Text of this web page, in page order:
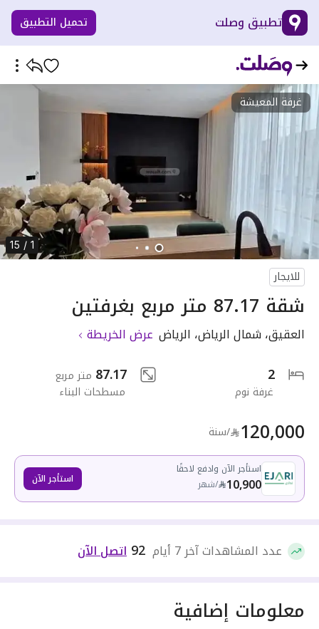
تطبيق وصلت تحميل التطبيق
غرفة المعيشة
1 / 15
للايجار
شقة 87.17 متر مربع بغرفتين
العقيق، شمال الرياض، الرياض عرض الخريطة
2
غرفة نوم
87.17 متر مربع
مسطحات البناء
120,000 /سنة
استأجر الآن وادفع لاحقًا
10,900
/شهر استأجر الآن
عدد المشاهدات آخر 7 أيام 92 اتصل الآن
معلومات إضافية